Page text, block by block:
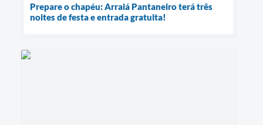
Prepare o chapéu: Arraiá Pantaneiro terá três
noites de festa e entrada gratuita!